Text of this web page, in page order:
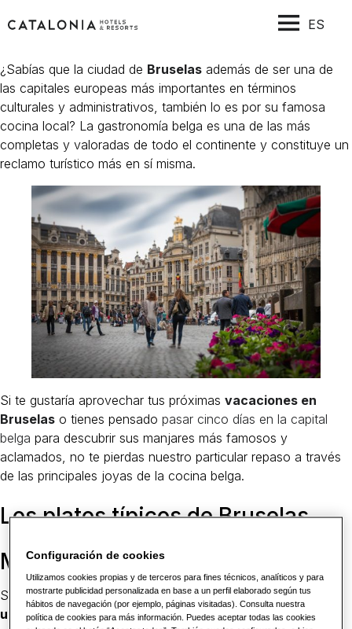
ES
¿Sabías que la ciudad de Bruselas además de ser una de
las capitales europeas más importantes en términos
culturales y administrativos, también lo es por su famosa
cocina local? La gastronomía belga es una de las más
completas y valoradas de todo el continente y constituye un
reclamo turístico más en sí misma.
Si te gustaría aprovechar tus próximas vacaciones en
Bruselas o tienes pensado pasar cinco días en la capital
belga para descubrir sus manjares más famosos y
aclamados, no te pierdas nuestro particular repaso a través
de las principales joyas de la cocina belga.
Los platos típicos de Bruselas
Mejillones con patatas fritas
Si te decimos que actualmente, en Bélgicase consumen
una media de 60 toneladas de mejillones al año,
Configuración de cookies
Utilizamos cookies propias y de terceros para fines técnicos, analíticos y para
mostrarte publicidad personalizada en base a un perfil elaborado según tus
hábitos de navegación (por ejemplo, páginas visitadas). Consulta nuestra
política de cookies para más información. Puedes aceptar todas las cookies